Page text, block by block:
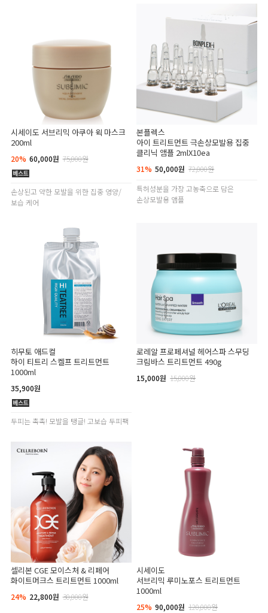
시세이도 서브리믹 아쿠아 윅 마스크
200ml
20% 60,000원 75,000원
손상된고 약한 모발을 위한 집중 영양/
보습 케어
본플렉스
아이 트리트먼트 극손상모발용 집중
클리닉 앰플 2mlX10ea
31% 50,000원 72,000원
특허성분을 가장 고농축으로 담은
손상모발용 앰플
히무토 애드컬
하이 티트리 스켈프 트리트먼트
1000ml
35,900원
두피는 촉촉! 모발을 탱글! 고보습 두피팩
로레알 프로페셔널 헤어스파 스무딩
크림바스 트리트먼트 490g
15,000원 15,000원
셀리본 CGE 모이스처 & 리페어
화이트머크스 트리트먼트 1000ml
24% 22,800원 30,000원
시세이도
서브리믹 루미노포스 트리트먼트
1000ml
25% 90,000원 120,000원